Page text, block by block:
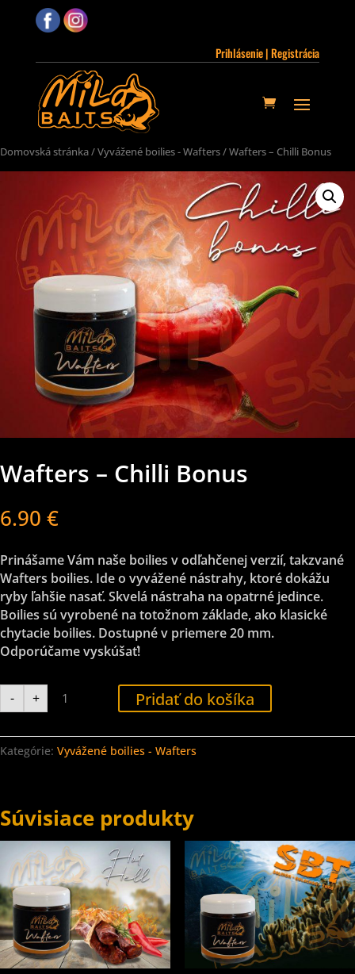
Prihlásenie | Registrácia
Domovská stránka/Vyvážené boilies - Wafters/ Wafters – Chilli Bonus
Wafters – Chilli Bonus
6.90 €
Prinášame Vám naše boilies v odľahčenej verzií, takzvané
Wafters boilies. Ide o vyvážené nástrahy, ktoré dokážu
ryby ľahšie nasať. Skvelá nástraha na opatrné jedince.
Boilies sú vyrobené na totožnom základe, ako klasické
chytacie boilies. Dostupné v priemere 20 mm.
Odporúčame vyskúšať!
-
množstvo
Wafters
-
Bonus
+ Pridať do košíka
Kategórie: Vyvážené boilies - Wafters
Súvisiace produkty